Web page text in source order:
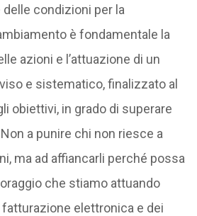
condizioni per la
è fondamentale la
azioni e l’attuazione di un
e sistematico, finalizzato al
obiettivi, in grado di superare
a punire chi non riesce a
ma ad affiancarli perché possa
che stiamo attuando
elettronica e dei